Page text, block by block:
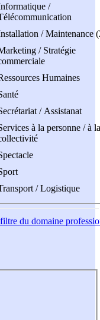
/
/ Maintenance
/ Stratégie
Humaines
/ Assistanat
à la personne / à la
/ Logistique
du domaine